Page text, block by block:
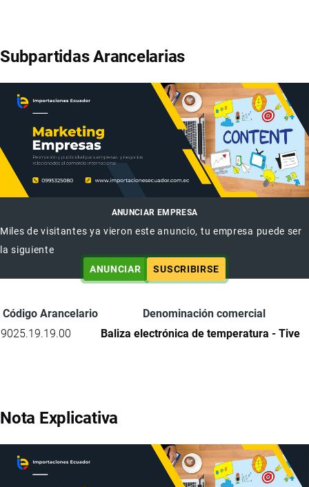
Subpartidas Arancelarias
ANUNCIAR EMPRESA
Miles de visitantes ya vieron este anuncio, tu empresa puede ser
la siguiente
ANUNCIAR
SUSCRIBIRSE
Código Arancelario
Denominación comercial
9025.19.19.00
Baliza electrónica de temperatura - Tive
Nota Explicativa